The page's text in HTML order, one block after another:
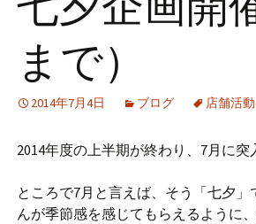
まで）
2014年7月4日 ブログ 店舗活動
2014年度の上半期が終わり、7月に
ところで7月と言えば、そう「七夕
んが季節感を感じてもらえるように